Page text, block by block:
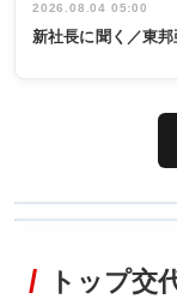
2026.08.04 05:00
新社長に聞く／東
非鉄業界で
タックトレー
トップ交